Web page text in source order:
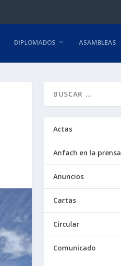
DIPLOMADOS ASAMBLEAS
Actas
Anfach en la prensa
Anuncios
Cartas
Circular
Comunicado